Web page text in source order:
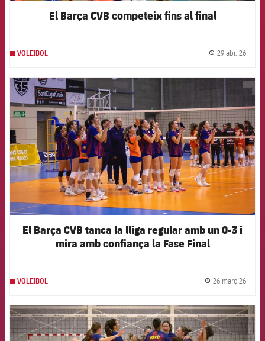
El Barça CVB competeix fins al final
VOLEIBOL 29 abr. 26
FCB Barcelona badge
El Barça CVB tanca la lliga regular amb un 0-3 i
mira amb confiança la Fase Final
VOLEIBOL 26 març 26
FCB Barcelona badge